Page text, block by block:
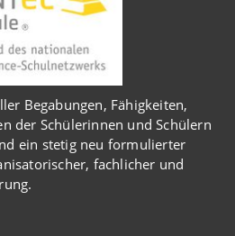
Begabungen, Fähigkeiten,
der Schülerinnen und Schülern
ein stetig neu formulierter
fachlicher und